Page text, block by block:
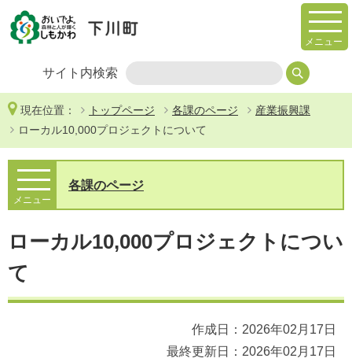
メニュー
サイト内検索
現在位置： トップページ 各課のページ
産業振興課
ローカル10,000プロジェクトについて
ローカル10,000プロジェクトについ
て
作成日：2026年02月17日
最終更新日：2026年02月17日
メニュー
各課のページ